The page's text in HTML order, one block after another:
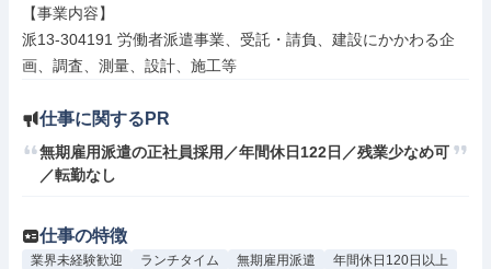
【事業内容】
派13-304191 労働者派遣事業、受託・請負、建設にかかわる企
画、調査、測量、設計、施工等
仕事に関するPR
無期雇用派遣の正社員採用／年間休日122日／残業少なめ可
／転勤なし
仕事の特徴
業界未経験歓迎 ランチタイム 無期雇用派遣
年間休日120日以上